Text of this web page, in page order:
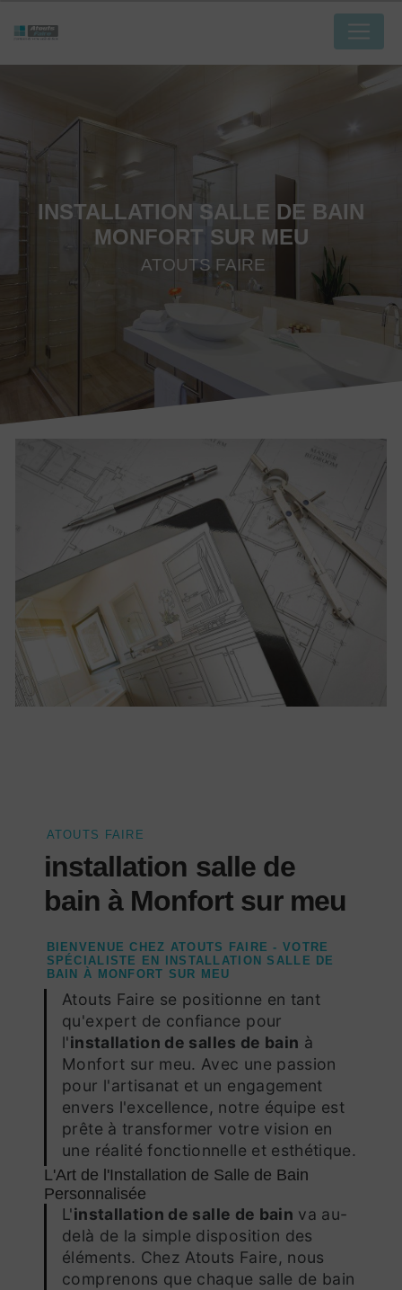
INSTALLATION SALLE DE BAIN
MONFORT SUR MEU
ATOUTS FAIRE
ATOUTS FAIRE
installation salle de
bain à Monfort sur meu
BIENVENUE CHEZ ATOUTS FAIRE - VOTRE
SPÉCIALISTE EN INSTALLATION SALLE DE
BAIN À MONFORT SUR MEU
Atouts Faire se positionne en tant
qu'expert de confiance pour
l'installation de salles de bain à
Monfort sur meu. Avec une passion
pour l'artisanat et un engagement
envers l'excellence, notre équipe est
prête à transformer votre vision en
une réalité fonctionnelle et esthétique.
L'Art de l'Installation de Salle de Bain
Personnalisée
L'installation de salle de bain va au-
delà de la simple disposition des
éléments. Chez Atouts Faire, nous
comprenons que chaque salle de bain